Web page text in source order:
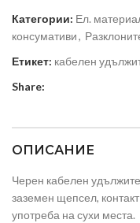
Категории: Ел.
консумативи,
Етикет: кабелен
Share:
ОПИСАНИЕ
Черен кабелен
заземен щепсел,
употреба на сухи места.